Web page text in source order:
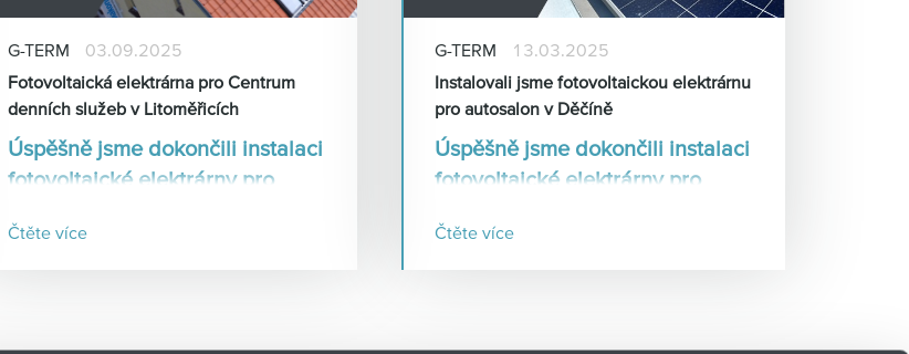
G-TERM
03.09.2025
Fotovoltaická elektrárna pro Centrum
denních služeb v Litoměřicích
Úspěšně jsme dokončili instalaci
fotovoltaické elektrárny pro
Litoměřicích
Čtěte více
G-TERM
13.03.2025
Instalovali jsme fotovoltaickou elektrárnu
pro autosalon v Děčíně
Úspěšně jsme dokončili instalaci
fotovoltaické elektrárny pro
Děčíně
Čtěte více